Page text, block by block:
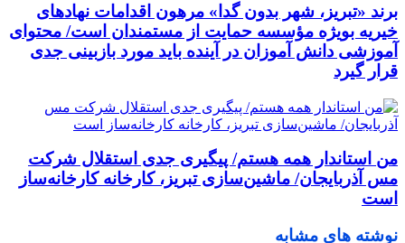
برند «تبریز، شهر بدون گدا» مرهون اقدامات نهادهای
خیریه بویژه مؤسسه حمایت از مستمندان است/ محتوای
آموزشی دانش آموزان در آینده باید مورد بازبینی جدی
قرار گیرد
من استاندار همه هستم/ پیگیری جدی استقلال شرکت
مس آذربایجان/ ماشین‌سازی تبریز، کارخانه کارخانه‌ساز
است
نوشته های مشابه